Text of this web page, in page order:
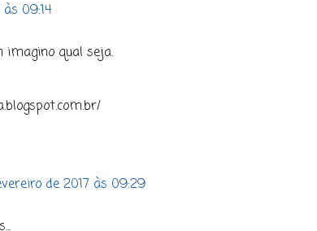
09:14
imagino qual seja.
de 2017 às 09:29